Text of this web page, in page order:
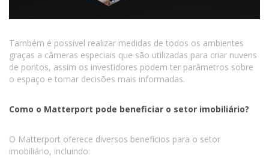
Também é possível realizar medidas de todos os ambientes
graças a câmeras especiais que são utilizadas para criar nuvens
de pontos, assim os investidores podem ter parâmetros sobre
o espaço e tomar decisões mais informadas.
Como o Matterport pode beneficiar o setor imobiliário?
O Matterport oferece diversos benefícios para o setor
imobiliário, incluindo: